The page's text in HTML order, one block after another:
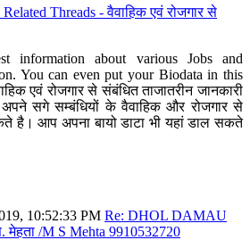
Threads - वैवाहिक एवं रोजगार से
information about various Jobs and
You can even put your Biodata in this
एवं रोजगार से संबंधित ताजातरीन जानकारी
सगे सम्बंधियों के वैवाहिक और रोजगार से
है। आप अपना बायो डाटा भी यहां डाल सकते
10:52:33 PM Re: DHOL DAMAU
मेहता /M S Mehta 9910532720